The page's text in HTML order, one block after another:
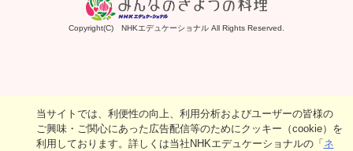
Copyright(C) NHKエデュケーショナル All Rights Reserved.
当サイトでは、利便性の向上、利用分析およびユーザーの皆様の
ご興味・ご関心にあった広告配信等のためにクッキー（cookie）を
利用しております。詳しくは当社NHKエデュケーショナルの「ネ